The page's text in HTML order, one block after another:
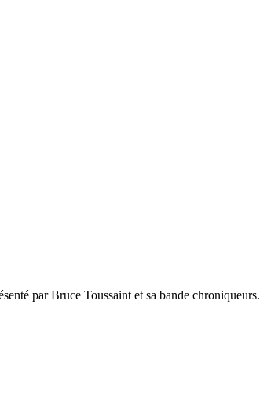
par Bruce Toussaint et sa bande chroniqueurs.